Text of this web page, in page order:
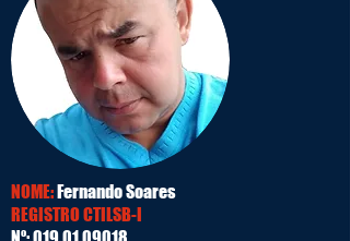
NOME:Fernando Soares
REGISTRO CTILSB-I